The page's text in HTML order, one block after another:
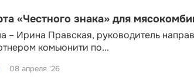
«Честного знака» для
– Ирина Правская, руководитель
комьюнити по...
08 апреля '26